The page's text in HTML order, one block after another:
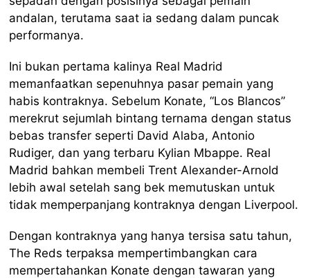
andalan, terutama saat ia sedang dalam puncak
performanya.
Ini bukan pertama kalinya Real Madrid
memanfaatkan sepenuhnya pasar pemain yang
habis kontraknya. Sebelum Konate, “Los Blancos”
merekrut sejumlah bintang ternama dengan status
bebas transfer seperti David Alaba, Antonio
Rudiger, dan yang terbaru Kylian Mbappe. Real
Madrid bahkan membeli Trent Alexander-Arnold
lebih awal setelah sang bek memutuskan untuk
tidak memperpanjang kontraknya dengan Liverpool.
Dengan kontraknya yang hanya tersisa satu tahun,
The Reds terpaksa mempertimbangkan cara
mempertahankan Konate dengan tawaran yang